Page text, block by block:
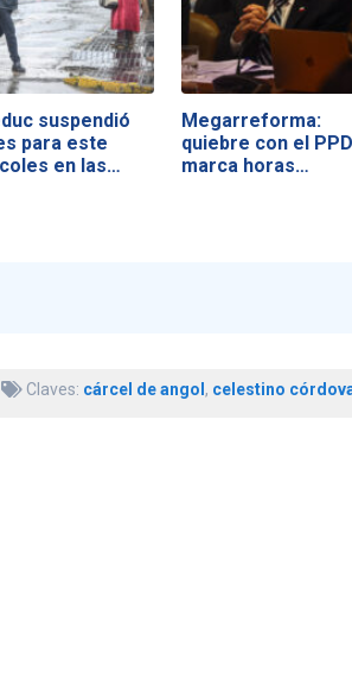
suspendió
para este
en las…
Megarreforma:
quiebre con el PPD
marca horas
Claves: cárcel de angol , celestino